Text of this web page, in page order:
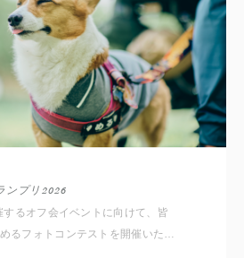
ンプリ2026
るオフ会イベントに向けて、皆
るフォトコンテストを開催いたし